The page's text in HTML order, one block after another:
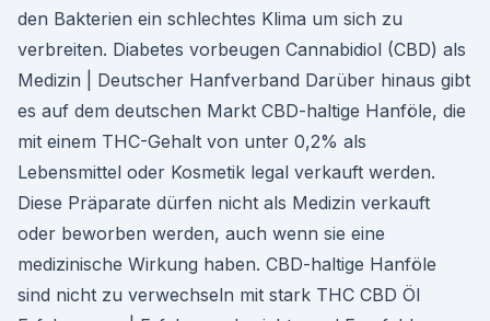
den Bakterien ein schlechtes Klima um sich zu
verbreiten. Diabetes vorbeugen Cannabidiol (CBD) als
Medizin | Deutscher Hanfverband Darüber hinaus gibt
es auf dem deutschen Markt CBD-haltige Hanföle, die
mit einem THC-Gehalt von unter 0,2% als
Lebensmittel oder Kosmetik legal verkauft werden.
Diese Präparate dürfen nicht als Medizin verkauft
oder beworben werden, auch wenn sie eine
medizinische Wirkung haben. CBD-haltige Hanföle
sind nicht zu verwechseln mit stark THC CBD Öl